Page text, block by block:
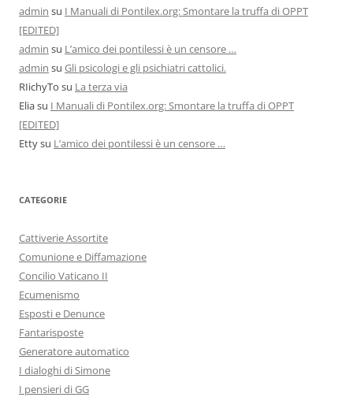
admin su I Manuali di Pontilex.org: Smontare la truffa di OPPT
[EDITED]
admin su L’amico dei pontilessi è un censore …
admin su Gli psicologi e gli psichiatri cattolici.
RIichyTo su La terza via
Eliasu I Manuali di Pontilex.org: Smontare la truffa di OPPT
[EDITED]
Ettysu L’amico dei pontilessi è un censore …
CATEGORIE
Cattiverie Assortite
Comunione e Diffamazione
Concilio Vaticano II
Ecumenismo
Esposti e Denunce
Fantarisposte
Generatore automatico
I dialoghi di Simone
I pensieri di GG